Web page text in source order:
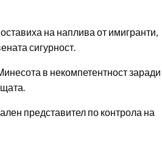
на наплива от имигранти,
сигурност.
в некомпетентност заради
представител по контрола на